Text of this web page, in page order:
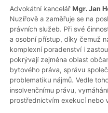
Advokátní kancelář Mgr. Jan
Nuzířově a zaměřuje se na
právních služeb. Při své
a osobní přístup, díky čemuž
komplexní poradenství i
pokrývají zejména oblast
bytového práva, správu
problematiku nájmů. Vedle
insolvenčnímu právu,
prostřednictvím exekucí nebo